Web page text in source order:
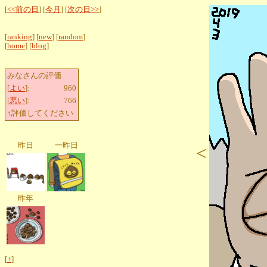
[<<前の日 ] [今月 ] [次の日>>]
[ranking] [new] [random]
[home] [blog]
みなさんの評価
[よい]:
960
[悪い]:
766
↑評価してください
昨日 一昨日
昨年
[+]
<